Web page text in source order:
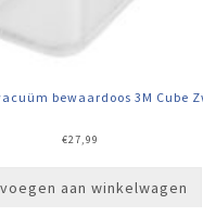
bewaardoos 3M Cube
€27,99
aan winkelwagen